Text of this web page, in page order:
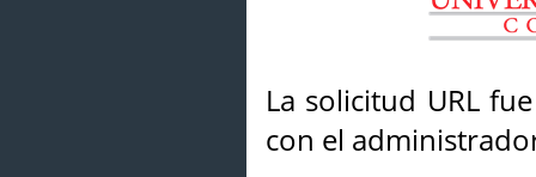
La solicitud URL
con el